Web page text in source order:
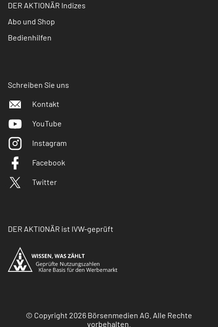
DER AKTIONÄR Indizes
Abo und Shop
Bedienhilfen
Schreiben Sie uns
Kontakt
YouTube
Instagram
Facebook
Twitter
DER AKTIONÄR ist IVW-geprüft
© Copyright 2026 Börsenmedien AG. Alle Rechte
vorbehalten.